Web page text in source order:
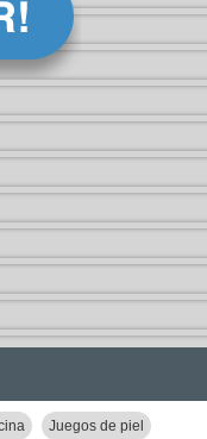
Juegos de piel